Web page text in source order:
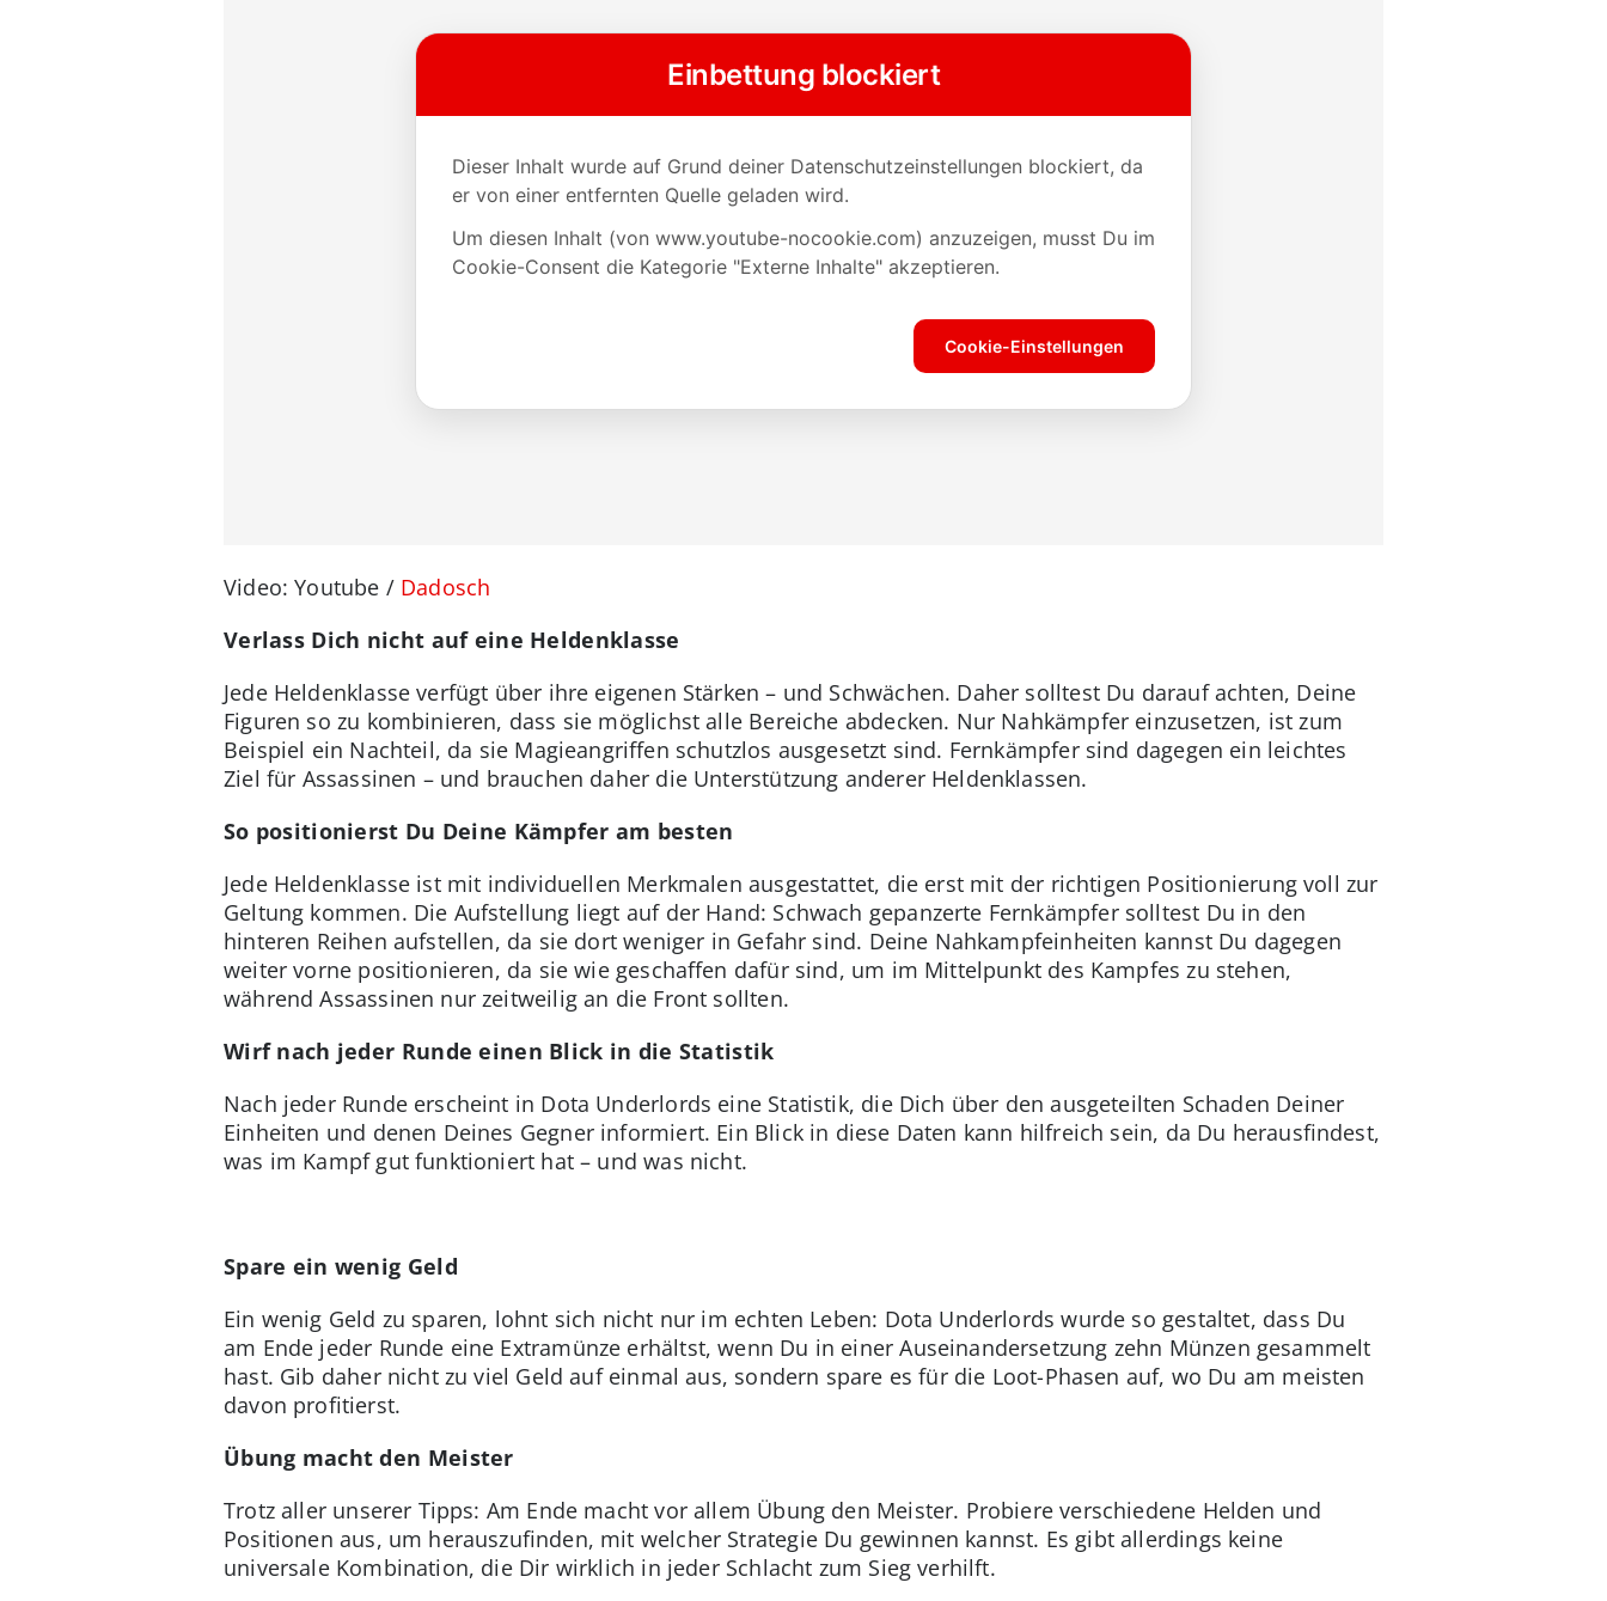
Video: Youtube / Dadosch
Verlass Dich nicht auf eine Heldenklasse
Jede Heldenklasse verfügt über ihre eigenen Stärken – und Schwächen. Daher solltest Du darauf achten, Deine
Figuren so zu kombinieren, dass sie möglichst alle Bereiche abdecken. Nur Nahkämpfer einzusetzen, ist zum
Beispiel ein Nachteil, da sie Magieangriffen schutzlos ausgesetzt sind. Fernkämpfer sind dagegen ein leichtes
Ziel für Assassinen – und brauchen daher die Unterstützung anderer Heldenklassen.
So positionierst Du Deine Kämpfer am besten
Jede Heldenklasse ist mit individuellen Merkmalen ausgestattet, die erst mit der richtigen Positionierung voll zur
Geltung kommen. Die Aufstellung liegt auf der Hand: Schwach gepanzerte Fernkämpfer solltest Du in den
hinteren Reihen aufstellen, da sie dort weniger in Gefahr sind. Deine Nahkampfeinheiten kannst Du dagegen
weiter vorne positionieren, da sie wie geschaffen dafür sind, um im Mittelpunkt des Kampfes zu stehen,
während Assassinen nur zeitweilig an die Front sollten.
Wirf nach jeder Runde einen Blick in die Statistik
Nach jeder Runde erscheint in Dota Underlords eine Statistik, die Dich über den ausgeteilten Schaden Deiner
Einheiten und denen Deines Gegner informiert. Ein Blick in diese Daten kann hilfreich sein, da Du herausfindest,
was im Kampf gut funktioniert hat – und was nicht.
Spare ein wenig Geld
Ein wenig Geld zu sparen, lohnt sich nicht nur im echten Leben: Dota Underlords wurde so gestaltet, dass Du
am Ende jeder Runde eine Extramünze erhältst, wenn Du in einer Auseinandersetzung zehn Münzen gesammelt
hast. Gib daher nicht zu viel Geld auf einmal aus, sondern spare es für die Loot-Phasen auf, wo Du am meisten
davon profitierst.
Übung macht den Meister
Trotz aller unserer Tipps: Am Ende macht vor allem Übung den Meister. Probiere verschiedene Helden und
Positionen aus, um herauszufinden, mit welcher Strategie Du gewinnen kannst. Es gibt allerdings keine
universale Kombination, die Dir wirklich in jeder Schlacht zum Sieg verhilft.